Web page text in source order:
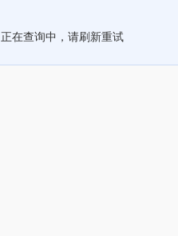
正在查询中，请刷新重试